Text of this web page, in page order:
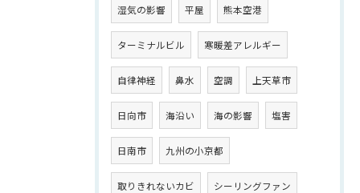
湿気の影響 平屋 熊本空港
ターミナルビル 寒暖差アレルギー
自律神経 鼻水 空調 上天草市
日向市 海沿い 海の影響 塩害
日南市 九州の小京都
取りきれないカビ シーリングファン